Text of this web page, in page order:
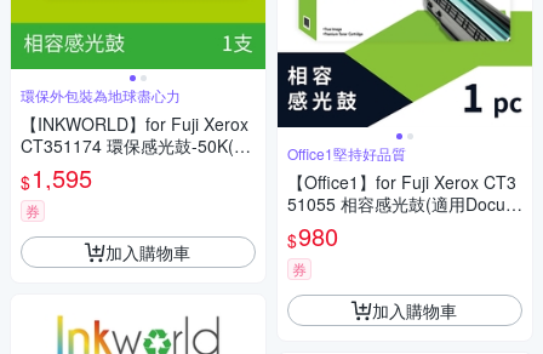
環保外包裝為地球盡心力
【INKWORLD】for Fuji Xerox
CT351174 環保感光鼓-50K(適
用DocuPrint P375d/P375dw/M
375z)
$1,595
券
加入購物車
Office1堅持好品質
【Office1】for Fuji Xerox CT3
51055 相容感光鼓(適用DocuPr
int M225dw/M225z/M265z/P2
25d/P225db)
$980
券
加入購物車